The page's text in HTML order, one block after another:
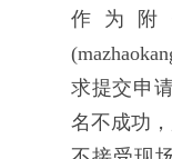
作为
求提交申
名不成功